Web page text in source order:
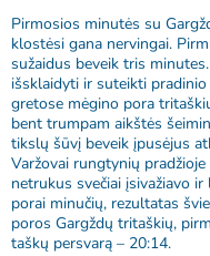
Pirmosios minutės su
klostėsi gana nervingai.
sužaidus beveik tris
išsklaidyti ir suteikti
gretose mėgino pora
bent trumpam aikštės
tikslų šūvį beveik įpusėjus
Varžovai rungtynių
netrukus svečiai įsivažiavo
porai minučių, rezultatas
poros Gargždų tritaškių,
taškų persvarą – 20:14.